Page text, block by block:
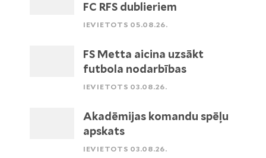
FC RFS dublieriem
IEVIETOTS 05.08.26.
FS Metta aicina uzsākt
futbola nodarbības
IEVIETOTS 03.08.26.
Akadēmijas komandu spēļu
apskats
IEVIETOTS 03.08.26.